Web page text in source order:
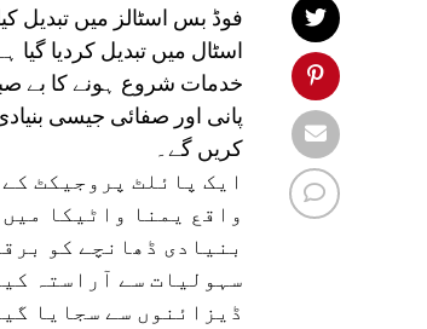
فوڈ بس اسٹالز میں تبدیل
اسٹال میں تبدیل کردیا
خدمات شروع ہونے کا بے
پانی اور صفائی جیسی
کریں گے۔
ایک پائلٹ پروجیکٹ
واقع یمنا واٹیکا
بنیادی ڈھانچے کو
سہولیات سے آراستہ
ڈیزائنوں سے سجایا